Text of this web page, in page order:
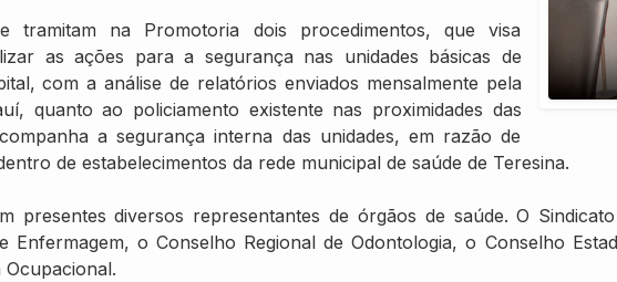
tramitam na Promotoria dois procedimentos, que visa
as ações para a segurança nas unidades básicas de
com a análise de relatórios enviados mensalmente pela
quanto ao policiamento existente nas proximidades das
a segurança interna das unidades, em razão de
de estabelecimentos da rede municipal de saúde de Teresina.
presentes diversos representantes de órgãos de saúde. O
Enfermagem, o Conselho Regional de Odontologia, o Conselho
Ocupacional.